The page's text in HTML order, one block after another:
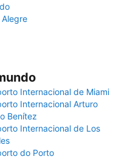
Alegre
Internacional de Miami
Internacional Arturo
Benítez
Internacional de Los
do Porto